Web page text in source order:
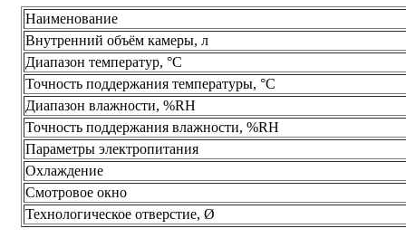
Наименование
Внутренний объём камеры, л
Диапазон температур, °С
Точность поддержания температуры, °С
Диапазон влажности, %RH
Точность поддержания влажности, %RH
Параметры электропитания
Охлаждение
Смотровое окно
Технологическое отверстие, Ø